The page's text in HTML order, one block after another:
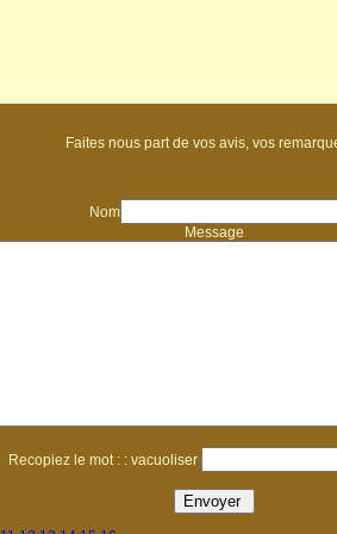
Faites nous part de vos avis, vos
Nom
Message
Recopiez le mot : : vacuoliser